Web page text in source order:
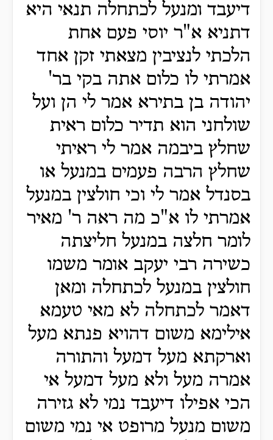
דיעבד ומנעל לכתחלה תנאי היא
דתניא א"ר יוסי פעם אחת
הלכתי לנציבין מצאתי זקן אחד
אמרתי לו כלום אתה בקי בר'
יהודה בן בתירא אמר לי הן ועל
שולחני הוא תדיר כלום ראית
שחלץ ביבמה אמר לי ראיתי
שחלץ הרבה פעמים במנעל או
בסנדל אמר לי וכי חולצין במנעל
אמרתי לו א"כ מה ראה ר' מאיר
לומר חלצה במנעל חליצתה
כשירה רבי יעקב אומר משמו
חולצין במנעל לכתחלה ומאן
דאמר לכתחלה לא מאי טעמא
אילימא משום דהויא פנתא מעל
וארקתא מעל דמעל והתורה
אמרה מעל ולא מעל דמעל אי
הכי אפילו דיעבד נמי לא גזירה
משום מנעל מרופט אי נמי משום